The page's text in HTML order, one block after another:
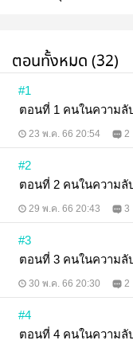
ตอนทั้งหมด (32)
#1
ตอนที่ 1 คนในความ
23 พ.ค. 66 20:54 2
#2
ตอนที่ 2 คนในความ
29 พ.ค. 66 20:43 3
#3
ตอนที่ 3 คนในความ
30 พ.ค. 66 20:30 2
#4
ตอนที่ 4 คนในความ